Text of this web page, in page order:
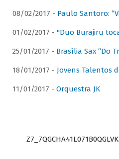
08/02/2017 - Paulo Santoro:
01/02/2017 - "Duo Burajiru
25/01/2017 - Brasília Sax “Do
18/01/2017 - Jovens Talentos
11/01/2017 - Orquestra JK